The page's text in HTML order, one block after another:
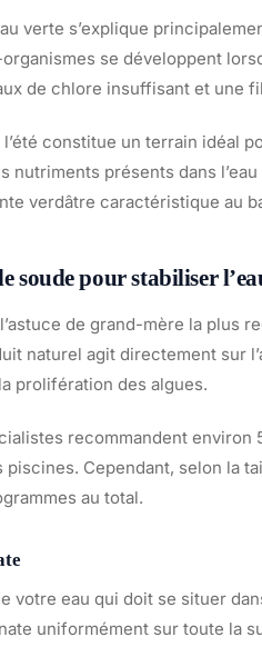
verte s’explique
se développent
de chlore insuffisant et une
constitue un terrain idéal
nutriments présents dans
verdâtre caractéristique au
soude pour stabiliser
de grand-mère la plus
naturel agit directement sur
prolifération des algues.
recommandent environ
piscines. Cependant, selon la
au total.
votre eau qui doit se situer
uniformément sur toute la